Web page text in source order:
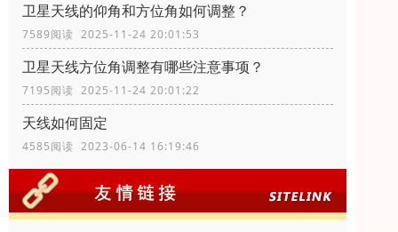
卫星天线的仰角和方位角如何调整？
7589阅读 2025-11-24 20:01:53
卫星天线方位角调整有哪些注意事项？
7195阅读 2025-11-24 20:01:22
天线如何固定
4585阅读 2023-06-14 16:19:46